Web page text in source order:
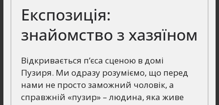
Експозиція:
знайомство з хазяїном
Відкривається п’єса сценою в домі
Пузиря. Ми одразу розуміємо, що перед
нами не просто заможний чоловік, а
справжній «пузир» – людина, яка живе